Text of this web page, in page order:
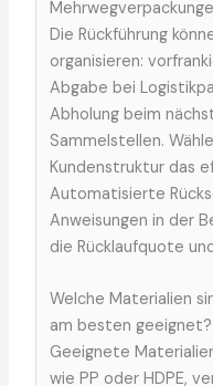
Die Rückführung
organisieren:
Abgabe bei
Abholung beim
Sammelstellen.
Kundenstruktur das
Automatisierte
Anweisungen in der
die Rücklaufquote
Welche Materialien
am besten geeignet?
Geeignete
wie PP oder HDPE,